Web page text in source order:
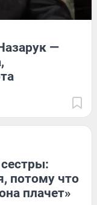
—
потому что
плачет»